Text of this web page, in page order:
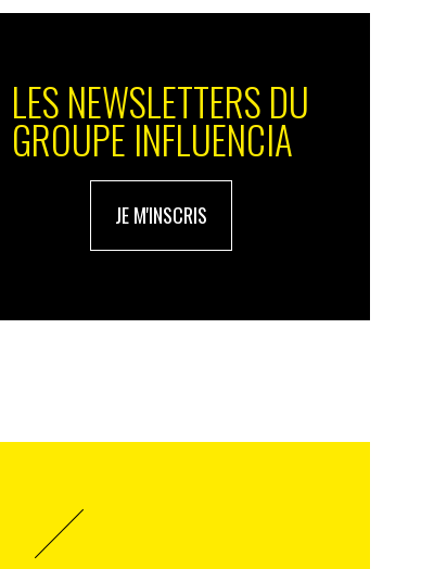
LES NEWSLETTERS DU
GROUPE INFLUENCIA
JE M'INSCRIS